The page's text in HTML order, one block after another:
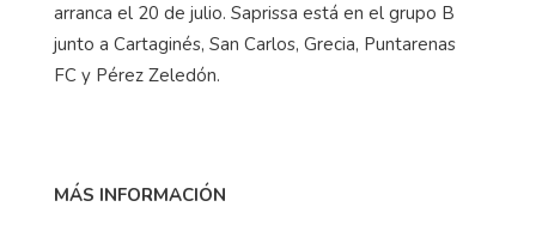
arranca el 20 de julio. Saprissa está en el grupo B
junto a Cartaginés, San Carlos, Grecia, Puntarenas
FC y Pérez Zeledón.
MÁS INFORMACIÓN